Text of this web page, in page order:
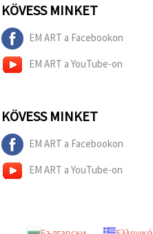
KÖVESS MINKET
EM ART a Facebookon
EM ART a YouTube-on
KÖVESS MINKET
EM ART a Facebookon
EM ART a YouTube-on